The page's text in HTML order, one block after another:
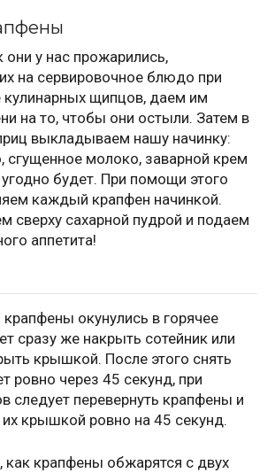
они у нас прожарились,
на сервировочное блюдо при
щипцов, даем им
на то, чтобы они остыли. Затем в
выкладываем нашу начинку:
сгущенное молоко, заварной крем
будет. При помощи этого
каждый крапфен начинкой.
сверху сахарной пудрой и подаем
аппетита!
окунулись в горячее
сразу же накрыть сотейник или
крышкой. После этого снять
ровно через 45 секунд, при
следует перевернуть крапфены и
крышкой ровно на 45 секунд.
как крапфены обжарятся с двух